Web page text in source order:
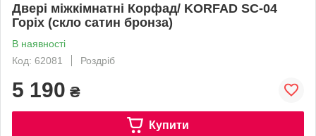
Двері міжкімнатні Корфад/ KORFAD SC-04
Горіх (скло сатин бронза)
В наявності
Код: 62081
Роздріб
5 190 ₴
Купити